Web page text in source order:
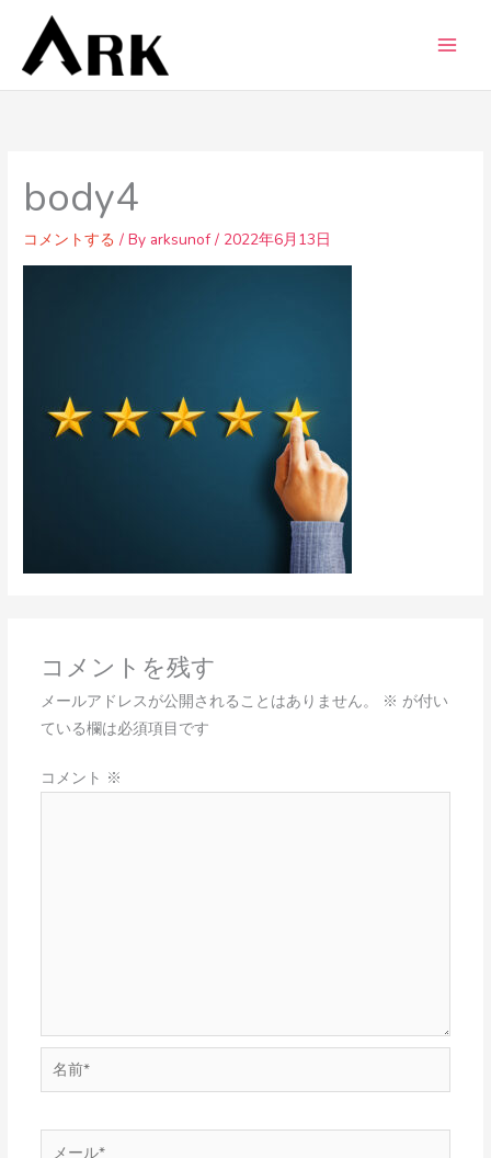
ス
body4
コメントする / By arksunof/ 2022年6月13日
コメントを残す
メールアドレスが公開されることはありません。 ※ が付い
ている欄は必須項目です
コメント ※
前